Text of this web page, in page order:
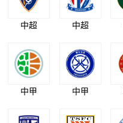
中超 中超
中甲 中甲